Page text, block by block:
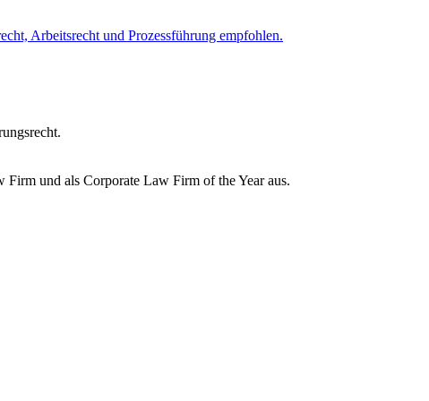
Arbeitsrecht und Prozessführung empfohlen.
und als Corporate Law Firm of the Year aus.